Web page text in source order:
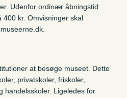
Udenfor ordinær åbningstid
kr. Omvisninger skal
at besøge museet. Dette
privatskoler, friskoler,
handelsskoler. Ligeledes for